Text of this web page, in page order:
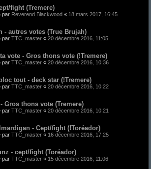
fight (Tremere)
par Reverend Blackwood « 18 mars 2017, 16:45
- autres votes (True Brujah)
par TTC_master « 20 décembre 2016, 11:05
vote - Gros thons vote (!Tremere)
par TTC_master « 20 décembre 2016, 10:36
tout - deck star (!Tremere)
par TTC_master « 20 décembre 2016, 10:22
Gros thons vote (Tremere)
par TTC_master « 20 décembre 2016, 10:21
- Cept/fight (!Toréador)
par TTC_master « 16 décembre 2016, 17:25
- cept/fight (Toréador)
par TTC_master « 15 décembre 2016, 11:06